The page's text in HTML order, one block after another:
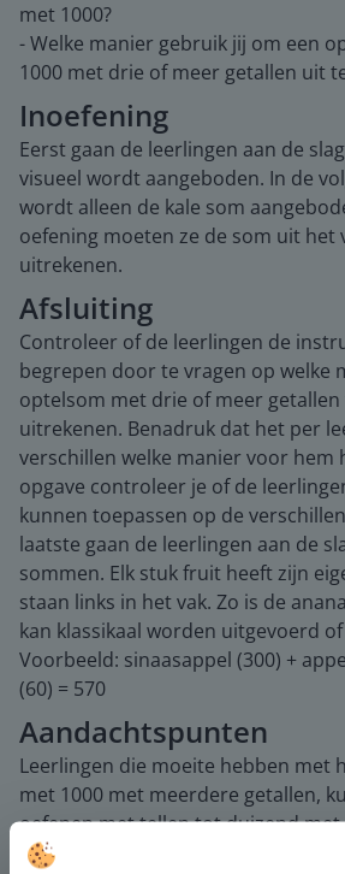
met 1000?
- Welke manier gebruik jij om een
1000 met drie of meer getallen uit
Inoefening
Eerst gaan de leerlingen aan de
visueel wordt aangeboden. In de
wordt alleen de kale som
oefening moeten ze de som uit het
uitrekenen.
Afsluiting
Controleer of de leerlingen de
begrepen door te vragen op welke
optelsom met drie of meer
uitrekenen. Benadruk dat het per
verschillen welke manier voor hem
opgave controleer je of de
kunnen toepassen op de
laatste gaan de leerlingen aan de
sommen. Elk stuk fruit heeft zijn
staan links in het vak. Zo is de
kan klassikaal worden uitgevoerd
Voorbeeld: sinaasappel (300) +
(60) = 570
Aandachtspunten
Leerlingen die moeite hebben met
met 1000 met meerdere getallen,
oefenen met tellen tot duizend met
Hier kan de getallenlijn voor